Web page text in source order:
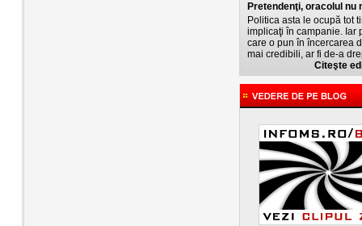
Pretendenţi, oracolul nu
Politica asta le ocupă tot
implicaţi în campanie. Iar
care o pun în încercarea
mai credibili, ar fi de-a
Citeşte